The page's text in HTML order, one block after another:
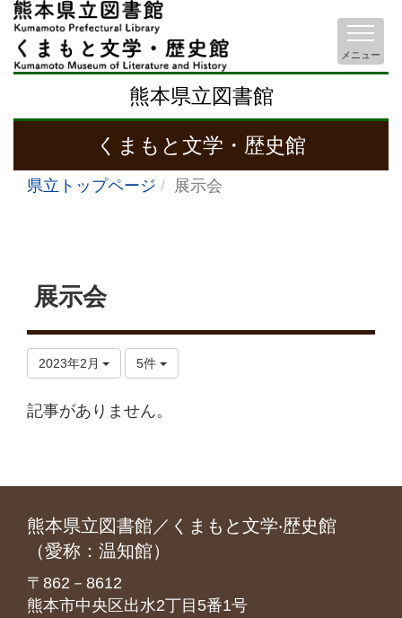
熊本県立図書館
くまもと文学・歴史館
メニュー
県立トップページ 展示会
展示会
2023年2月 5件
記事がありません。
熊本県立図書館／くまもと文学‧歴史館
（愛称：温知館）
〒862－8612
熊本市中央区出水2丁目5番1号